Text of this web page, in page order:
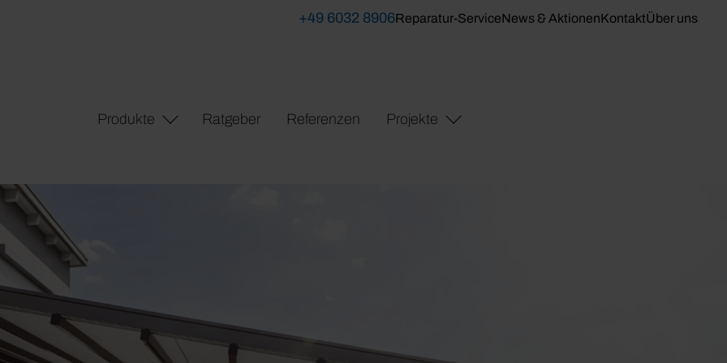
+49 6032 8906Reparatur-ServiceNews & AktionenKontaktÜber uns
Produkte
Ratgeber Referenzen Projekte